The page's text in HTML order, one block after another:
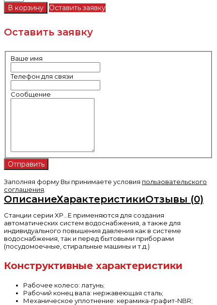
Оставить заявку
Оставить заявку
Ваше имя
Телефон для связи
Сообщение
Заполняя форму Вы принимаете условия пользовательского
соглашения
ОписаниеХарактеристикиОтзывы (0)
Cтанции серии XP...E применяются для создания
автоматических систем водоснабжения, а также для
индивидуального повышения давления как в системе
водоснабжения, так и перед бытовыми приборами
(посудомоечные, стиральные машины и т.д.)
Конструктивные характеристики
Рабочее колесо: латунь;
Рабочий конец вала: нержавеющая сталь;
Механическое уплотнение: керамика-графит-NBR;